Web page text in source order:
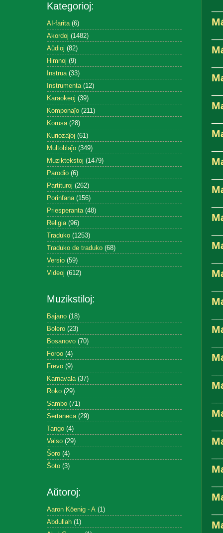
Kategorioj:
AI-farita (6)
Akordoj (1482)
Aŭdioj (82)
Himnoj (9)
Instrua (33)
Instrumenta (12)
Karaokeoj (39)
Komponaĵo (211)
Korusa (28)
Kuriozaĵoj (61)
Multoblaĵo (349)
Muziktekstoj (1479)
Parodio (6)
Partituroj (262)
Porinfana (156)
Priesperanta (48)
Religia (96)
Traduko (1253)
Traduko de traduko (68)
Versio (59)
Videoj (612)
Muzikstiloj:
Bajano (18)
Bolero (23)
Bosanovo (70)
Foroo (4)
Frevo (9)
Karnavala (37)
Roko (29)
Sambo (71)
Sertaneca (29)
Tango (4)
Valso (29)
Ŝoro (4)
Ŝoto (3)
Aŭtoroj:
Aaron Köenig - A (1)
Abdullah (1)